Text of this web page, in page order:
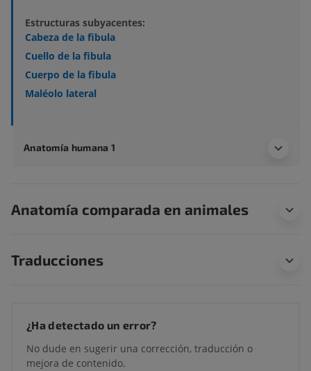
Estructuras subyacentes:
Cabeza de la fibula
Cuello de la fibula
Cuerpo de la fibula
Maléolo lateral
Anatomía humana 1
Anatomía comparada en animales
Traducciones
¿Ha detectado un error?
No dude en sugerir una corrección, traducción o
mejora de contenido.